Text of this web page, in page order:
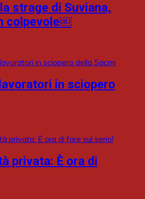
strage di Suviana,
colpevole￼
in sciopero
privata: È ora di